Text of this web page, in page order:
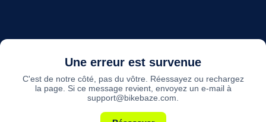
Une erreur est survenue
C'est de notre côté, pas du vôtre. Réessayez ou rechargez
la page. Si ce message revient, envoyez un e-mail à
support@bikebaze.com.